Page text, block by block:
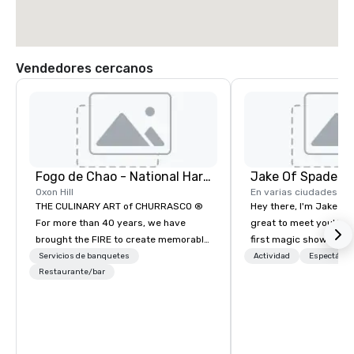
Vendedores cercanos
Fogo de Chao - National Harbor
Oxon Hill
THE CULINARY ART of CHURRASCO ®
For more than 40 years, we have
brought the FIRE to create memorable
experiences and an innovative menu
centered around the culinary art of
Servicios de banquetes
Restaurante/bar
Jake Of Spades
En varias ciudades
Hey there, I'm Jake
great to meet you! I
first magic shows at
making my food
Actividad